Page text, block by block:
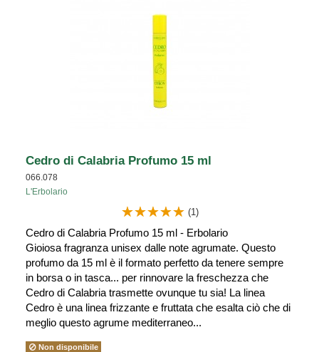
Cedro di Calabria Profumo 15 ml
066.078
L'Erbolario
(1)
Cedro di Calabria Profumo 15 ml - Erbolario
Gioiosa fragranza unisex dalle note agrumate. Questo
profumo da 15 ml è il formato perfetto da tenere sempre
in borsa o in tasca... per rinnovare la freschezza che
Cedro di Calabria trasmette ovunque tu sia! La linea
Cedro è una linea frizzante e fruttata che esalta ciò che di
meglio questo agrume mediterraneo...
Non disponibile